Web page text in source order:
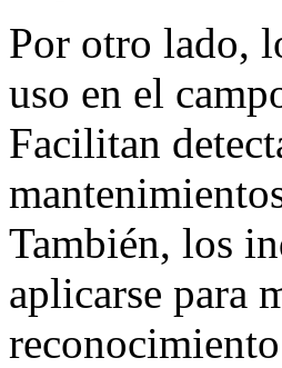
Por otro lado,
uso en el
Facilitan
También, los
aplicarse para